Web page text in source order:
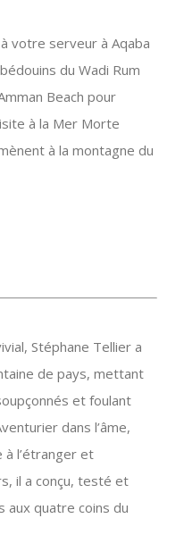
votre serveur à Aqaba
du Wadi Rum
Beach pour
à la Mer Morte
à la montagne du
Stéphane Tellier a
de pays, mettant
et foulant
dans l’âme,
l’étranger et
il a conçu, testé et
aux quatre coins du